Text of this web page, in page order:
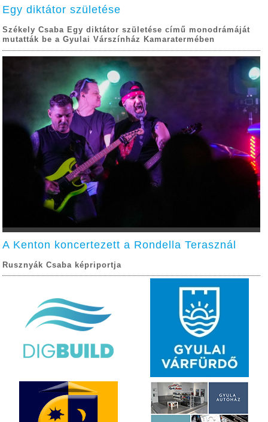
Egy diktátor születése
Székely Csaba Egy diktátor születése című monodrámáját
mutatták be a Gyulai Várszínház Kamaratermében
A Kenton koncertezett a Rondella Terasznál
Rusznyák Csaba képriportja